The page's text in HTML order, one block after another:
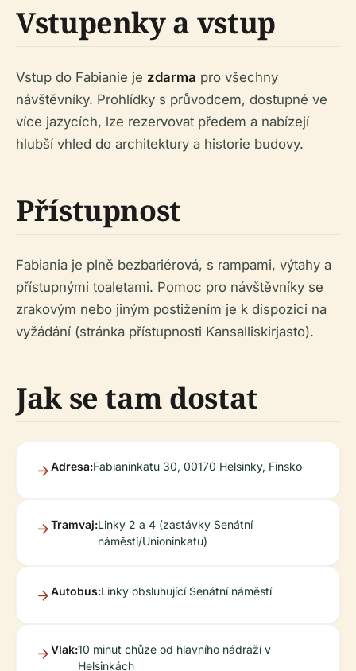
Vstupenky a vstup
Vstup do Fabianie je zdarma pro všechny
návštěvníky. Prohlídky s průvodcem, dostupné ve
více jazycích, lze rezervovat předem a nabízejí
hlubší vhled do architektury a historie budovy.
Přístupnost
Fabiania je plně bezbariérová, s rampami, výtahy a
přístupnými toaletami. Pomoc pro návštěvníky se
zrakovým nebo jiným postižením je k dispozici na
vyžádání (stránka přístupnosti Kansalliskirjasto).
Jak se tam dostat
Adresa:Fabianinkatu 30, 00170 Helsinky, Finsko
Tramvaj:Linky 2 a 4 (zastávky Senátní
náměstí/Unioninkatu)
Autobus:Linky obsluhující Senátní náměstí
Vlak:10 minut chůze od hlavního nádraží v
Helsinkách